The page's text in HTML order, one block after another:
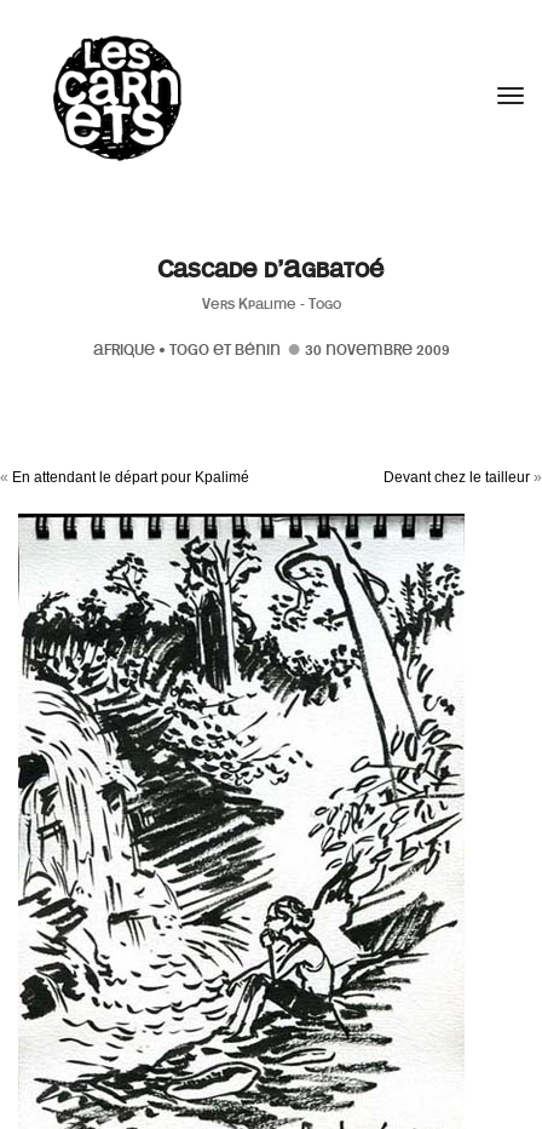
Cascade d’Agbatoé
Vers Kpalime - Togo
AFRIQUE• TOGO ET BÉNIN 30 NOVEMBRE 2009
« En attendant le départ pour Kpalimé Devant chez le tailleur »